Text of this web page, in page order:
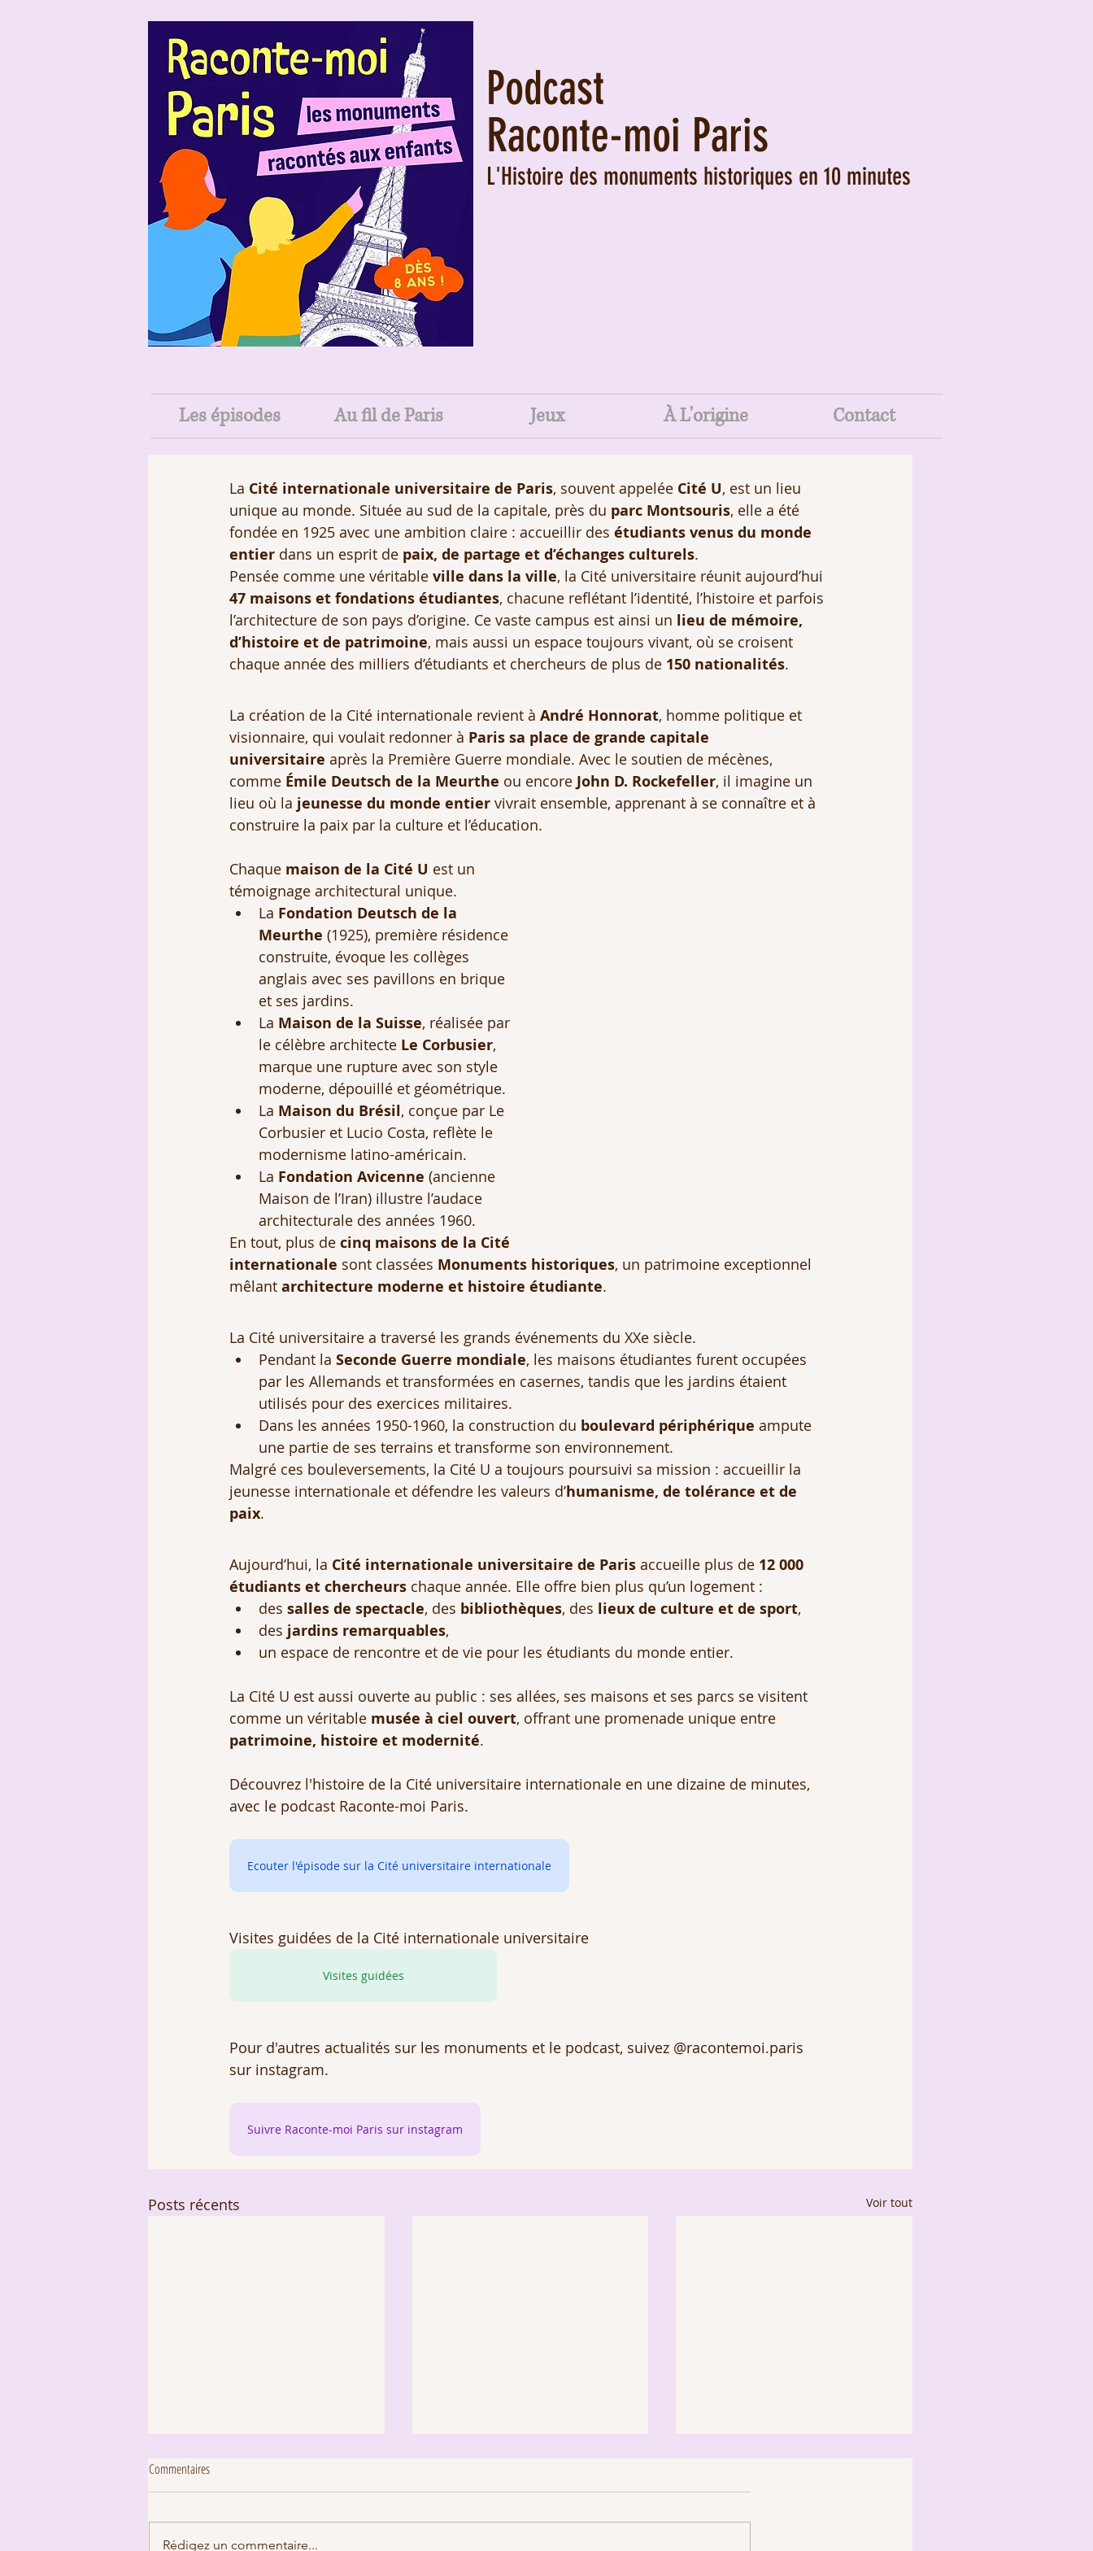
Podcast
Raconte-moi Paris
L'Histoire des monuments historiques en 10 minutes
Les épisodes Au fil de Paris Jeux À L'origine Contact
La Cité internationale universitaire de Paris, souvent appelée Cité U, est un lieu
unique au monde. Située au sud de la capitale, près du parc Montsouris, elle a été
fondée en 1925 avec une ambition claire : accueillir des étudiants venus du monde
entier dans un esprit de paix, de partage et d’échanges culturels.
Pensée comme une véritable ville dans la ville, la Cité universitaire réunit aujourd’hui
47 maisons et fondations étudiantes, chacune reflétant l’identité, l’histoire et parfois
l’architecture de son pays d’origine. Ce vaste campus est ainsi un lieu de mémoire,
d’histoire et de patrimoine, mais aussi un espace toujours vivant, où se croisent
chaque année des milliers d’étudiants et chercheurs de plus de 150 nationalités.
La création de la Cité internationale revient à André Honnorat, homme politique et
visionnaire, qui voulait redonner à Paris sa place de grande capitale
universitaire après la Première Guerre mondiale. Avec le soutien de mécènes,
comme Émile Deutsch de la Meurthe ou encore John D. Rockefeller, il imagine un
lieu où la jeunesse du monde entier vivrait ensemble, apprenant à se connaître et à
construire la paix par la culture et l’éducation.
Chaque maison de la Cité U est un
témoignage architectural unique.
La Fondation Deutsch de la
Meurthe (1925), première résidence
construite, évoque les collèges
anglais avec ses pavillons en brique
et ses jardins.
La Maison de la Suisse, réalisée par
le célèbre architecte Le Corbusier,
marque une rupture avec son style
moderne, dépouillé et géométrique.
La Maison du Brésil, conçue par Le
Corbusier et Lucio Costa, reflète le
modernisme latino-américain.
La Fondation Avicenne (ancienne
Maison de l’Iran) illustre l’audace
architecturale des années 1960.
En tout, plus de cinq maisons de la Cité
internationale sont classées Monuments historiques, un patrimoine exceptionnel
mêlant architecture moderne et histoire étudiante.
La Cité universitaire a traversé les grands événements du XXe siècle.
Pendant la Seconde Guerre mondiale, les maisons étudiantes furent occupées
par les Allemands et transformées en casernes, tandis que les jardins étaient
utilisés pour des exercices militaires.
Dans les années 1950-1960, la construction du boulevard périphérique ampute
une partie de ses terrains et transforme son environnement.
Malgré ces bouleversements, la Cité U a toujours poursuivi sa mission : accueillir la
jeunesse internationale et défendre les valeurs d’humanisme, de tolérance et de
paix.
Aujourd’hui, la Cité internationale universitaire de Paris accueille plus de 12 000
étudiants et chercheurs chaque année. Elle offre bien plus qu’un logement :
des salles de spectacle, des bibliothèques, des lieux de culture et de sport,
des jardins remarquables,
un espace de rencontre et de vie pour les étudiants du monde entier.
La Cité U est aussi ouverte au public : ses allées, ses maisons et ses parcs se visitent
comme un véritable musée à ciel ouvert, offrant une promenade unique entre
patrimoine, histoire et modernité.
Découvrez l'histoire de la Cité universitaire internationale en une dizaine de minutes,
avec le podcast Raconte-moi Paris.
Ecouter l'épisode sur la Cité universitaire internationale
Visites guidées de la Cité internationale universitaire
Visites guidées
Pour d'autres actualités sur les monuments et le podcast, suivez @racontemoi.paris
sur instagram.
Suivre Raconte-moi Paris sur instagram
Posts récents Voir tout
Commentaires
Rédigez un commentaire...